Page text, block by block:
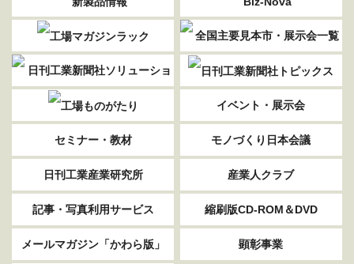
イベント・展示会
セミナー・教材 モノづくり日本会議
日刊工業産業研究所 産業人クラブ
記事・写真利用サービス 縮刷版CD-ROM＆DVD
メールマガジン「かわら版」 顕彰事業